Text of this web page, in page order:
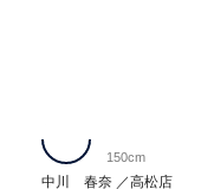
中川 春奈 高松店
150cm